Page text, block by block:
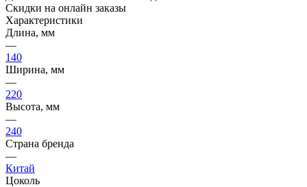
Скидки на онлайн заказы
Характеристики
Длина, мм
—
140
Ширина, мм
—
220
Высота, мм
—
240
Страна бренда
—
Китай
Цоколь